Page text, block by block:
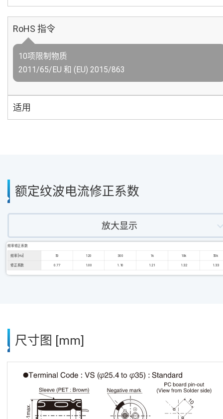
RoHS 指令
10项限制物质
2011/65/EU 和 (EU) 2015/863
适用
额定纹波电流修正系数
放大显示
频率修正系数
频率 [Hz] 50 120 300 1k 10k 50k
修正系数 0.77 1.00 1.10 1.21 1.32 1.33
尺寸图 [mm]